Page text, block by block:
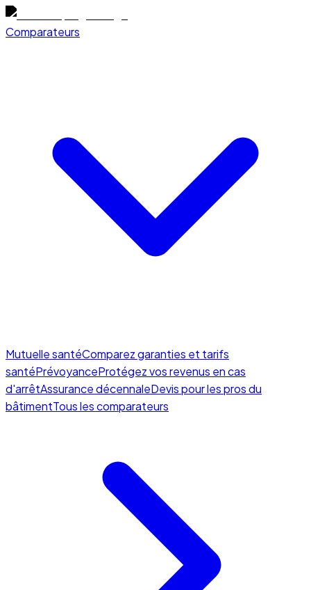
Comparateurs
Mutuelle santéComparez garanties et tarifs
santéPrévoyanceProtégez vos revenus en cas
d'arrêtAssurance décennaleDevis pour les pros du
bâtimentTous les comparateurs